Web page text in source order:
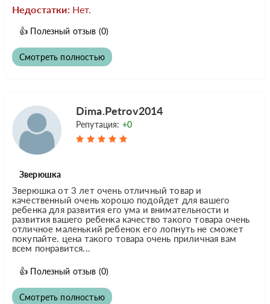
Недостатки: Нет.
👍 Полезный отзыв (0)
Смотреть полностью
Dima.Petrov2014
Репутация: +0
Зверюшка
Зверюшка от 3 лет очень отличный товар и
качественный очень хорошо подойдет для вашего
ребенка для развития его ума и внимательности и
развития вашего ребенка качество такого товара очень
отличное маленький ребенок его лопнуть не сможет
покупайте. цена такого товара очень приличная вам
всем понравится...
👍 Полезный отзыв (0)
Смотреть полностью